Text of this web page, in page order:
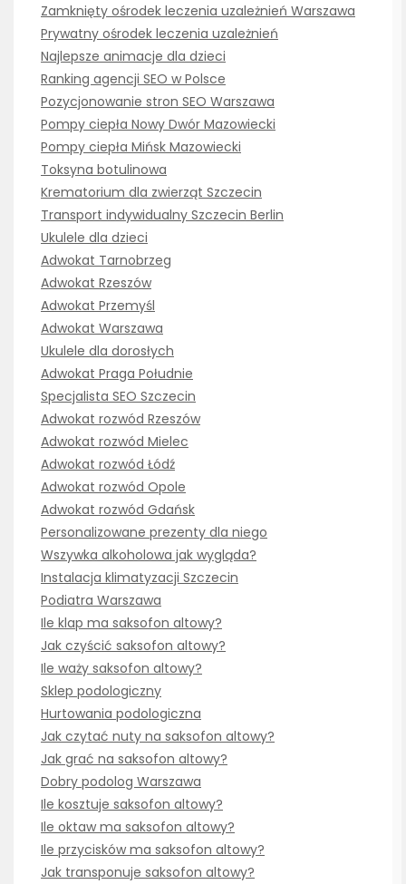
Zamknięty ośrodek leczenia uzależnień Warszawa
Prywatny ośrodek leczenia uzależnień
Najlepsze animacje dla dzieci
Ranking agencji SEO w Polsce
Pozycjonowanie stron SEO Warszawa
Pompy ciepła Nowy Dwór Mazowiecki
Pompy ciepła Mińsk Mazowiecki
Toksyna botulinowa
Krematorium dla zwierząt Szczecin
Transport indywidualny Szczecin Berlin
Ukulele dla dzieci
Adwokat Tarnobrzeg
Adwokat Rzeszów
Adwokat Przemyśl
Adwokat Warszawa
Ukulele dla dorosłych
Adwokat Praga Południe
Specjalista SEO Szczecin
Adwokat rozwód Rzeszów
Adwokat rozwód Mielec
Adwokat rozwód Łódź
Adwokat rozwód Opole
Adwokat rozwód Gdańsk
Personalizowane prezenty dla niego
Wszywka alkoholowa jak wygląda?
Instalacja klimatyzacji Szczecin
Podiatra Warszawa
Ile klap ma saksofon altowy?
Jak czyścić saksofon altowy?
Ile waży saksofon altowy?
Sklep podologiczny
Hurtowania podologiczna
Jak czytać nuty na saksofon altowy?
Jak grać na saksofon altowy?
Dobry podolog Warszawa
Ile kosztuje saksofon altowy?
Ile oktaw ma saksofon altowy?
Ile przycisków ma saksofon altowy?
Jak transponuje saksofon altowy?